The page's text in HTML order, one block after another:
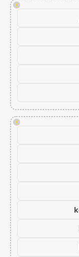
!
!